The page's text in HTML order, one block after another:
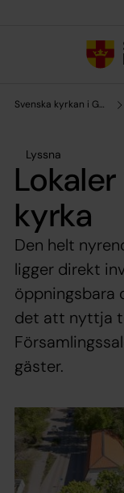
Svenska kyrkan i Gävle
Lyssna
kyrka
Den helt
ligger direkt
öppningsbara
det att nyttja
gäster.